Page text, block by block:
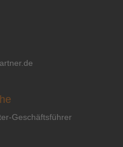
Geschäftsführer